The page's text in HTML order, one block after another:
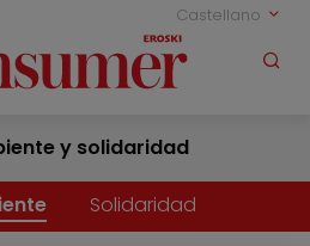
Castellano
y solidaridad
Solidaridad